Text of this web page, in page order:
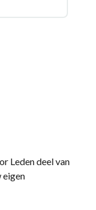
Leden deel van
eigen